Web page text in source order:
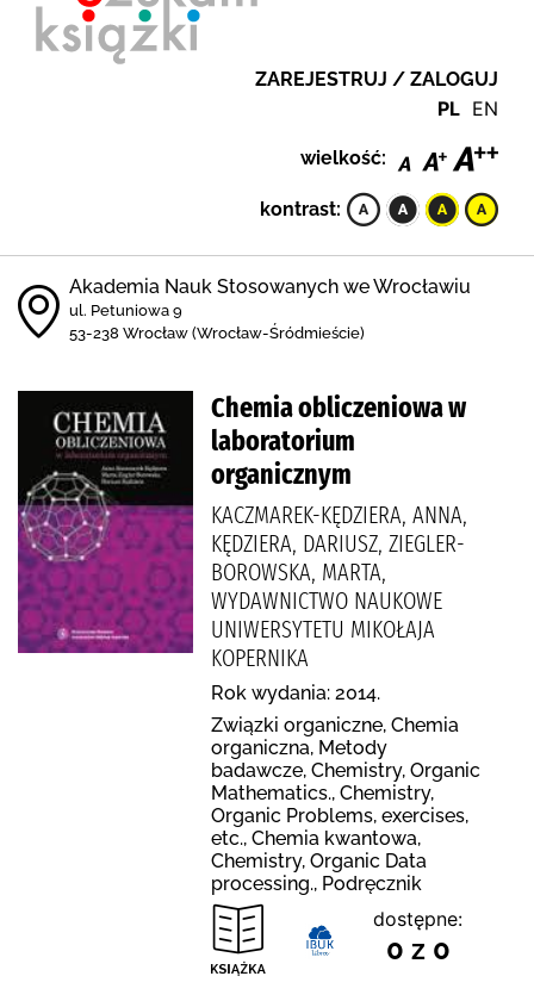
ZAREJESTRUJ / ZALOGUJ
PL EN
wielkość:
kontrast:
Akademia Nauk Stosowanych we Wrocławiu
ul. Petuniowa 9
53-238 Wrocław (Wrocław-Śródmieście)
Chemia obliczeniowa w
laboratorium
organicznym
KACZMAREK-KĘDZIERA, ANNA,
KĘDZIERA, DARIUSZ, ZIEGLER-
BOROWSKA, MARTA,
WYDAWNICTWO NAUKOWE
UNIWERSYTETU MIKOŁAJA
KOPERNIKA
Rok wydania: 2014.
Związki organiczne, Chemia
organiczna, Metody
badawcze, Chemistry, Organic
Mathematics., Chemistry,
Organic Problems, exercises,
etc., Chemia kwantowa,
Chemistry, Organic Data
processing., Podręcznik
dostępne:
0 z 0